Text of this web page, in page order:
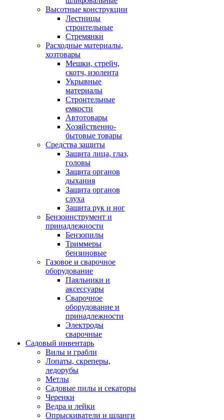
Высотные конструкции
Лестницы
строительные
Стремянки
Расходные материалы,
хозтовары
Мешки, стрейч,
скотч, изолента
Укрывные
материалы
Строительные
емкости
Автотовары
Хозяйственно-
бытовые товары
Средства защиты
Защита лица, глаз,
головы
Защита органов
дыхания
Защита органов
слуха
Защита рук и ног
Бензоинструмент и
принадлежности
Бензопилы
Триммеры
бензиновые
Газовое и сварочное
оборудование
Паяльники и
аксессуары
Сварочное
оборудование и
принадлежности
Электроды
сварочные
Садовый инвентарь
Вилы и грабли
Лопаты, скреперы,
ледорубы
Метлы
Садовые пилы и секаторы
Черенки
Ведра и лейки
Опрыскиватели и шланги